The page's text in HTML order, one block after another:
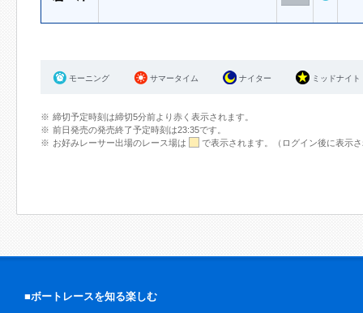
モーニング サマータイム ナイター ミッドナイト
締切予定時刻は締切5分前より赤く表示されます。
前日発売の発売終了予定時刻は23:35です。
お好みレーサー出場のレース場は
で表示されます。（ログイン後に表示
■ボートレースを知る楽しむ